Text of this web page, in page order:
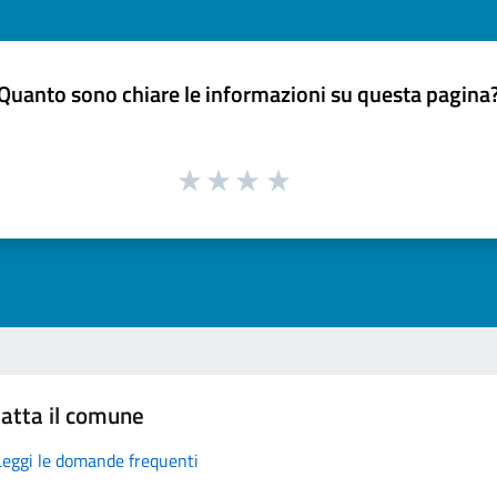
sono chiare le informazioni su questa
il comune
le domande frequenti